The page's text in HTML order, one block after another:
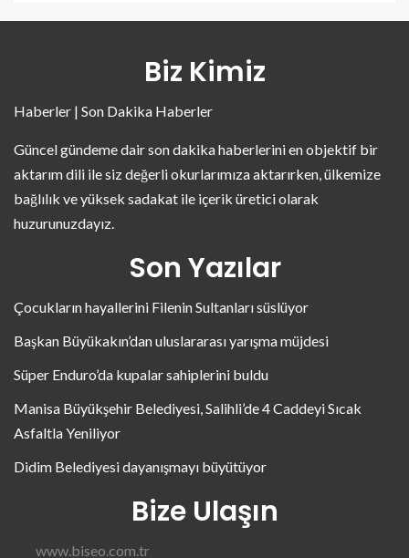
Biz Kimiz
Haberler | Son Dakika Haberler
Güncel gündeme dair son dakika haberlerini en objektif bir
aktarım dili ile siz değerli okurlarımıza aktarırken, ülkemize
bağlılık ve yüksek sadakat ile içerik üretici olarak
huzurunuzdayız.
Son Yazılar
Çocukların hayallerini Filenin Sultanları süslüyor
Başkan Büyükakın’dan uluslararası yarışma müjdesi
Süper Enduro’da kupalar sahiplerini buldu
Manisa Büyükşehir Belediyesi, Salihli’de 4 Caddeyi Sıcak
Asfaltla Yeniliyor
Didim Belediyesi dayanışmayı büyütüyor
Bize Ulaşın
www.biseo.com.tr